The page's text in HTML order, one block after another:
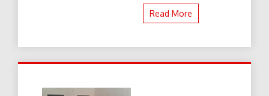
Read More